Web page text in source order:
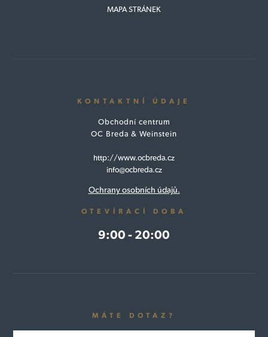
MAPA STRÁNEK
KONTAKTNÍ ÚDAJE
Obchodní centrum
OC Breda & Weinstein
http://www.ocbreda.cz
info@ocbreda.cz
Ochrany osobních údajů.
OTEVÍRACÍ DOBA
9:00 - 20:00
MÁTE DOTAZ?